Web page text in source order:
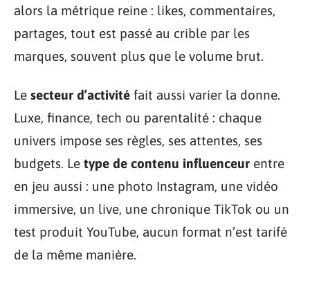
alors la métrique reine : likes, commentaires,
partages, tout est passé au crible par les
marques, souvent plus que le volume brut.
Le secteur d’activité fait aussi varier la donne.
Luxe, finance, tech ou parentalité : chaque
univers impose ses règles, ses attentes, ses
budgets. Le type de contenu influenceur entre
en jeu aussi : une photo Instagram, une vidéo
immersive, un live, une chronique TikTok ou un
test produit YouTube, aucun format n’est tarifé
de la même manière.